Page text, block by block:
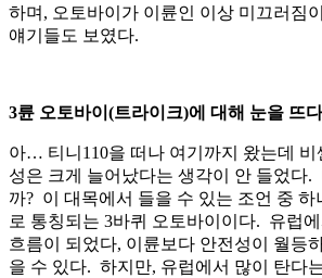
하며, 오토바이가 이륜인 이상 미끄러짐
얘기들도 보였다.
3륜 오토바이(트라이크)에 대해 눈을 뜨다
아… 티니110을 떠나 여기까지 왔는데 비
성은 크게 늘어났다는 생각이 안 들었다.
까? 이 대목에서 들을 수 있는 조언 중 하
로 통칭되는 3바퀴 오토바이이다. 유럽
흐름이 되었다, 이륜보다 안전성이 월등
을 수 있다. 하지만, 유럽에서 많이 탄다